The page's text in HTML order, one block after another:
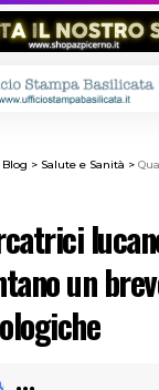
Blog > Salute e Sanità > Quattro
un